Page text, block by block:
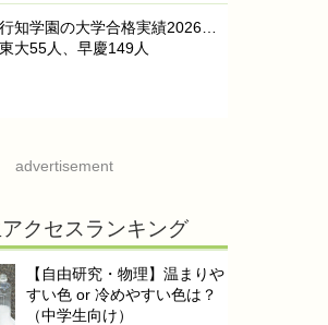
行知学園の大学合格実績2026…
東大55人、早慶149人
advertisement
クセスランキング
【自由研究・物理】温まりや
すい色 or 冷めやすい色は？
（中学生向け）